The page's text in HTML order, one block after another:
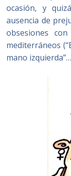
ocasión, y
ausencia de
obsesiones
mediterráneos
mano